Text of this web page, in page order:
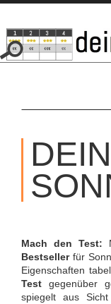
SKIP
CONTENT
Mach den Test:
Bestsellerfür
Eigenschaften
Test gegenüber
spiegelt aus